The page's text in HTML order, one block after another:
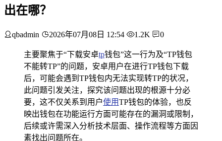
出在哪？
qbadmin 2026年07月08日 12:54 1.2K 0
主要聚焦于“下载安卓tp钱包”这一行为及“TP钱包
不能转TP”的问题，安卓用户在进行TP钱包下载
后，可能会遇到TP钱包内无法实现转TP的状况，
此问题引发关注，探究该问题出现的根源十分必
要，这不仅关系到用户使用TP钱包的体验，也反
映出钱包在功能运行方面可能存在的漏洞或限制，
后续或许需深入分析技术层面、操作流程等方面因
素找出问题所在。